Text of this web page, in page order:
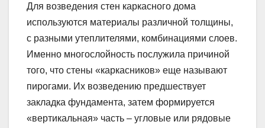
Для возведения стен каркасного дома
используются материалы различной толщины,
с разными утеплителями, комбинациями слоев.
Именно многослойность послужила причиной
того, что стены «каркасников» еще называют
пирогами. Их возведению предшествует
закладка фундамента, затем формируется
«вертикальная» часть – угловые или рядовые